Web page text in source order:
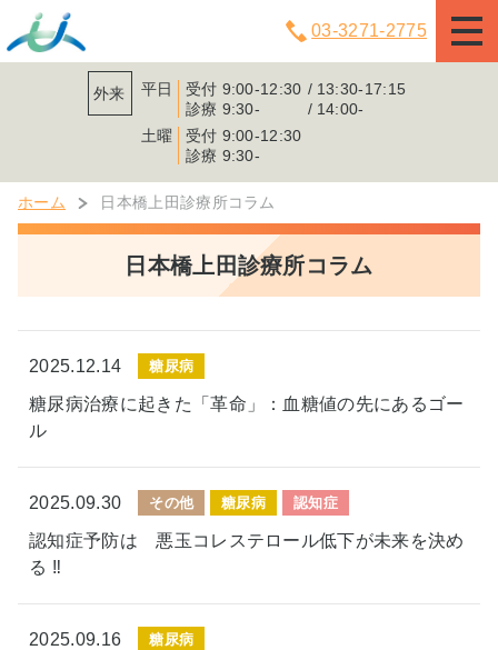
03-3271-2775
外来 平日 受付 9:00-12:30
13:30-17:15
診療 9:30-
14:00-
土曜
受付 9:00-12:30
診療 9:30-
ホーム 日本橋上田診療所コラム
日本橋上田診療所コラム
2025.12.14 糖尿病
糖尿病治療に起きた「革命」：血糖値の先にあるゴー
ル
2025.09.30 その他 糖尿病 認知症
認知症予防は 悪玉コレステロール低下が未来を決め
る ‼
2025.09.16 糖尿病